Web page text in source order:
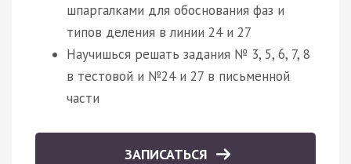
шпаргалками для обоснования фаз и
типов деления в линии 24 и 27
Научишься решать задания № 3, 5, 6, 7, 8
в тестовой и №24 и 27 в письменной
части
ЗАПИСАТЬСЯ